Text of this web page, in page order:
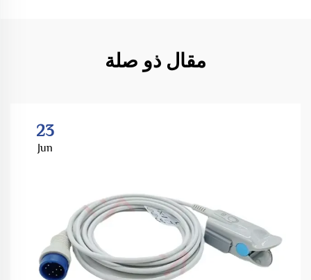
مقال ذو صلة
23
Jun